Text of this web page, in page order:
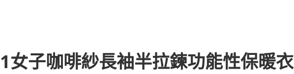
女子咖啡紗長袖半拉鍊功能性保暖衣